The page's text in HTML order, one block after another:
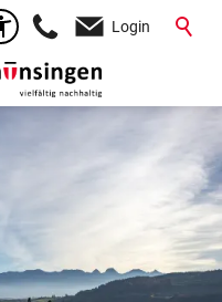
Login